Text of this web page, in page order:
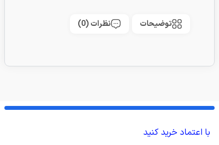
توضیحات نظرات (0)
با اعتماد خرید کنید